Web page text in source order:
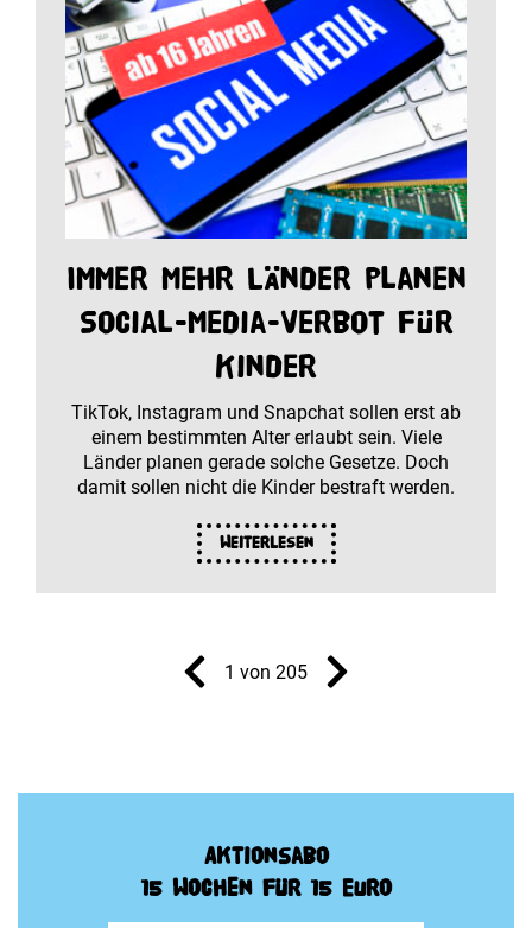
Immer mehr Länder planen
Social-Media-Verbot für
Kinder
TikTok, Instagram und Snapchat sollen erst ab
einem bestimmten Alter erlaubt sein. Viele
Länder planen gerade solche Gesetze. Doch
damit sollen nicht die Kinder bestraft werden.
Weiterlesen
1 von 205
Aktionsabo
15 Wochen für 15 Euro